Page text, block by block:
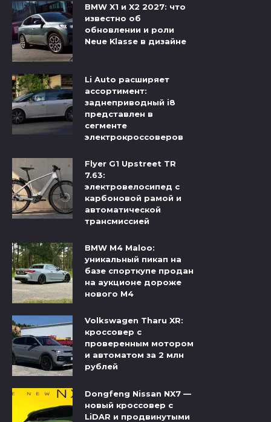
BMW X1 и X2 2027: что
известно об
обновлении и роли
Neue Klasse в дизайне
Li Auto расширяет
ассортимент:
заднеприводный i8
представлен в
сегменте
электрокроссоверов
Flyer G1 Upstreet TR
7.63:
электровелосипед с
карбоновой рамой и
автоматической
трансмиссией
BMW M4 Maloo:
уникальный пикап на
базе спорткупе продан
на аукционе дороже
нового M4
Volkswagen Tharu XR:
кроссовер с
проверенным мотором
и автоматом за 2 млн
рублей
Dongfeng Nissan NX7 —
новый кроссовер с
LiDAR и продвинутыми